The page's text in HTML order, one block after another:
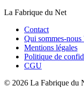
La Fabrique du Net
Contact
Qui sommes-nous
Mentions légales
Politique de
CGU
© 2026 La Fabrique du